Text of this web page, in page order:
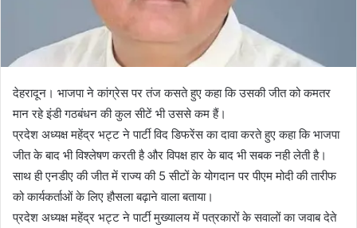
देहरादून। भाजपा ने कांग्रेस पर तंज कसते हुए कहा कि उसकी जीत को कमतर
मान रहे इंडी गठबंधन की कुल सीटें भी उससे कम हैं।
प्रदेश अध्यक्ष महेंद्र भट्ट ने पार्टी विद डिफरेंस का दावा करते हुए कहा कि भाजपा
जीत के बाद भी विश्लेषण करती है और विपक्ष हार के बाद भी सबक नही लेती है।
साथ ही एनडीए की जीत में राज्य की 5 सीटों के योगदान पर पीएम मोदी की तारीफ
को कार्यकर्ताओं के लिए हौसला बढ़ाने वाला बताया।
प्रदेश अध्यक्ष महेंद्र भट्ट ने पार्टी मुख्यालय में पत्रकारों के सवालों का जवाब देते